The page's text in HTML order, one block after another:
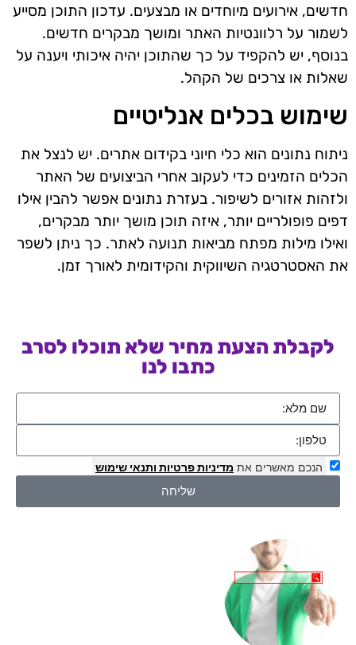
חדשים, אירועים מיוחדים או מבצעים. עדכון התוכן מסייע
לשמור על רלוונטיות האתר ומושך מבקרים חדשים.
בנוסף, יש להקפיד על כך שהתוכן יהיה איכותי ויענה על
שאלות או צרכים של הקהל.
שימוש בכלים אנליטיים
ניתוח נתונים הוא כלי חיוני בקידום אתרים. יש לנצל את
הכלים הזמינים כדי לעקוב אחרי הביצועים של האתר
ולזהות אזורים לשיפור. בעזרת נתונים אפשר להבין אילו
דפים פופולריים יותר, איזה תוכן מושך יותר מבקרים,
ואילו מילות מפתח מביאות תנועה לאתר. כך ניתן לשפר
את האסטרטגיה השיווקית והקידומית לאורך זמן.
לקבלת הצעת מחיר שלא תוכלו לסרב
כתבו לנו
הנכם מאשרים את מדיניות פרטיות ותנאי שימוש
שליחה